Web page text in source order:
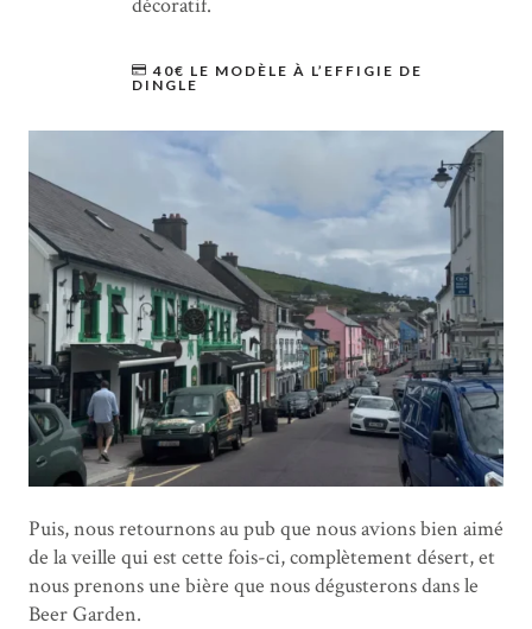
40€ LE MODÈLE À L’EFFIGIE DE
DINGLE
Puis, nous retournons au pub que nous avions bien aimé
de la veille qui est cette fois-ci, complètement désert, et
nous prenons une bière que nous dégusterons dans le
Beer Garden.